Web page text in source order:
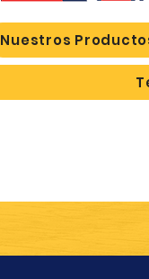
Nuestros